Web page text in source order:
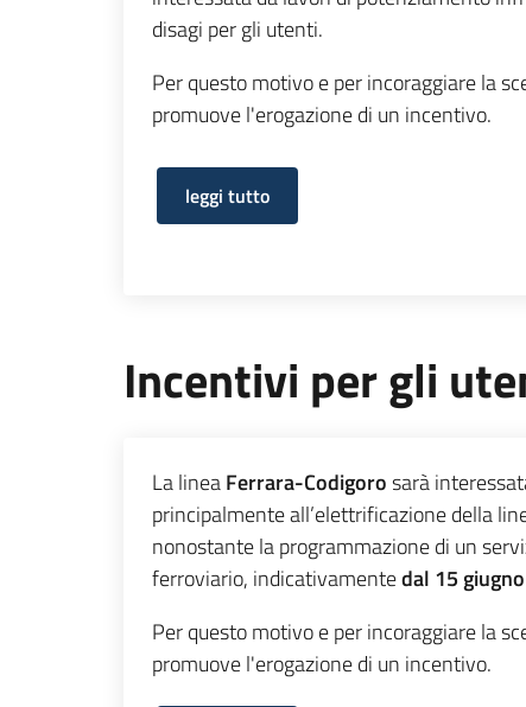
disagi per gli utenti.
Per questo motivo e per incoraggiare la
promuove l'erogazione di un incentivo.
leggi tutto
Incentivi per gli
La lineaFerrara-Codigorosarà
principalmente all’elettrificazione della
nonostante la programmazione di un
ferroviario, indicativamentedal 15
Per questo motivo e per incoraggiare la
promuove l'erogazione di un incentivo.